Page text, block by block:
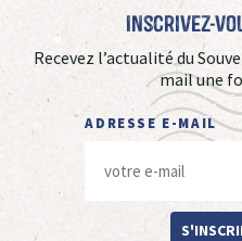
Inscrivez-
Recevez l’actualité du
mail une
ADRESSE E-MAIL